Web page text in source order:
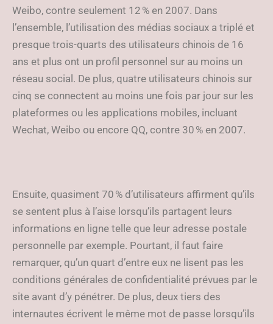
Weibo, contre seulement 12 % en 2007. Dans
l’ensemble, l’utilisation des médias sociaux a triplé et
presque trois-quarts des utilisateurs chinois de 16
ans et plus ont un profil personnel sur au moins un
réseau social. De plus, quatre utilisateurs chinois sur
cinq se connectent au moins une fois par jour sur les
plateformes ou les applications mobiles, incluant
Wechat, Weibo ou encore QQ, contre 30 % en 2007.
Ensuite, quasiment 70 % d’utilisateurs affirment qu’ils
se sentent plus à l’aise lorsqu’ils partagent leurs
informations en ligne telle que leur adresse postale
personnelle par exemple. Pourtant, il faut faire
remarquer, qu’un quart d’entre eux ne lisent pas les
conditions générales de confidentialité prévues par le
site avant d’y pénétrer. De plus, deux tiers des
internautes écrivent le même mot de passe lorsqu’ils